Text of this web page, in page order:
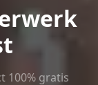
100% gratis